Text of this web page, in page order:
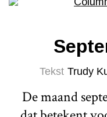
Tekst Trudy
De maand